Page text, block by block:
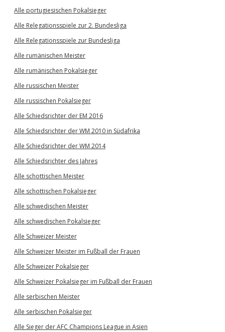
Alle portugiesischen Pokalsieger
Alle Relegationsspiele zur 2. Bundesliga
Alle Relegationsspiele zur Bundesliga
Alle rumänischen Meister
Alle rumänischen Pokalsieger
Alle russischen Meister
Alle russischen Pokalsieger
Alle Schiedsrichter der EM 2016
Alle Schiedsrichter der WM 2010 in Südafrika
Alle Schiedsrichter der WM 2014
Alle Schiedsrichter des Jahres
Alle schottischen Meister
Alle schottischen Pokalsieger
Alle schwedischen Meister
Alle schwedischen Pokalsieger
Alle Schweizer Meister
Alle Schweizer Meister im Fußball der Frauen
Alle Schweizer Pokalsieger
Alle Schweizer Pokalsieger im Fußball der Frauen
Alle serbischen Meister
Alle serbischen Pokalsieger
Alle Sieger der AFC Champions League in Asien